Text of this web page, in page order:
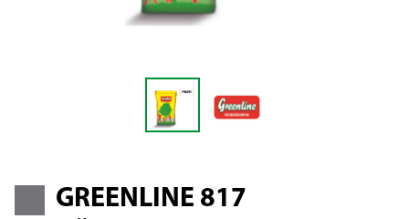
GREENLINE 817